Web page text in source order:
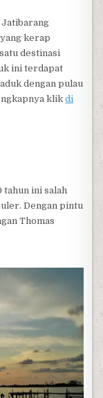
Jatibarang
kerap
destinasi
ini terdapat
dengan pulau
klikdi
tahun ini salah
Dengan pintu
Thomas